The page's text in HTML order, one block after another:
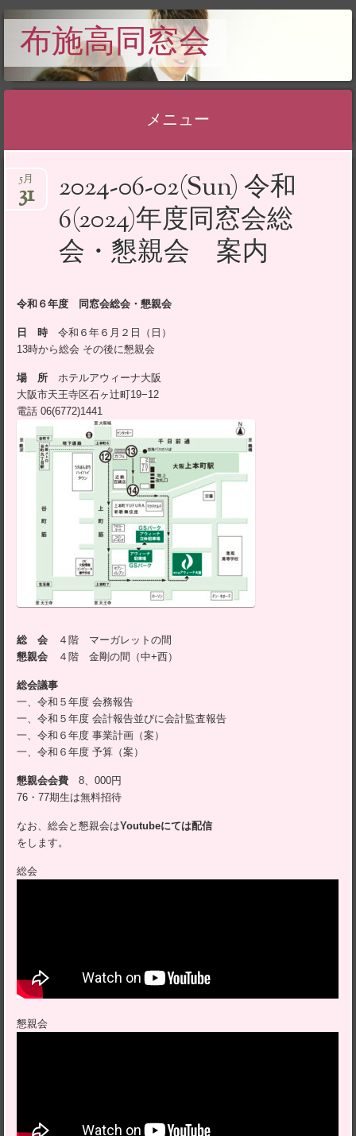
布施高同窓会
メニュー
ン
テ
キ
ッ
プ
2024-06-02(Sun) 令和
6(2024)年度同窓会総
会・懇親会 案内
5月
31
令和６年度 同窓会総会・懇親会
日 時 令和６年６月２日（日）
13時から総会 その後に懇親会
場 所 ホテルアウィーナ大阪
大阪市天王寺区石ヶ辻町19−12
電話 06(6772)1441
総 会 ４階 マーガレットの間
懇親会 ４階 金剛の間（中+西）
総会議事
一、令和５年度 会務報告
一、令和５年度 会計報告並びに会計監査報告
一、令和６年度 事業計画（案）
一、令和６年度 予算（案）
懇親会会費 8、000円
76・77期生は無料招待
なお、総会と懇親会はYoutubeにては配信
をします。
総会
懇親会